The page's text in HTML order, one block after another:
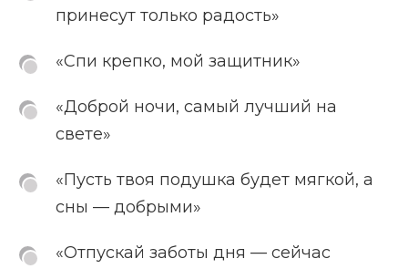
принесут только радость»
«Спи крепко, мой защитник»
«Доброй ночи, самый лучший на
свете»
«Пусть твоя подушка будет мягкой, а
сны — добрыми»
«Отпускай заботы дня — сейчас